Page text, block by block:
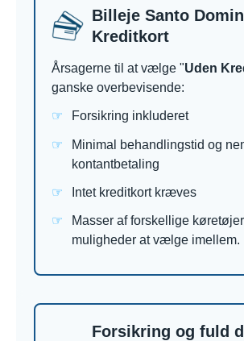
Billeje Santo
Kreditkort
Årsagerne til at vælge "Uden
ganske overbevisende:
Forsikring inkluderet
Minimal behandlingstid og
kontantbetaling
Intet kreditkort kræves
Masser af forskellige
muligheder at vælge imellem.
Forsikring og fuld